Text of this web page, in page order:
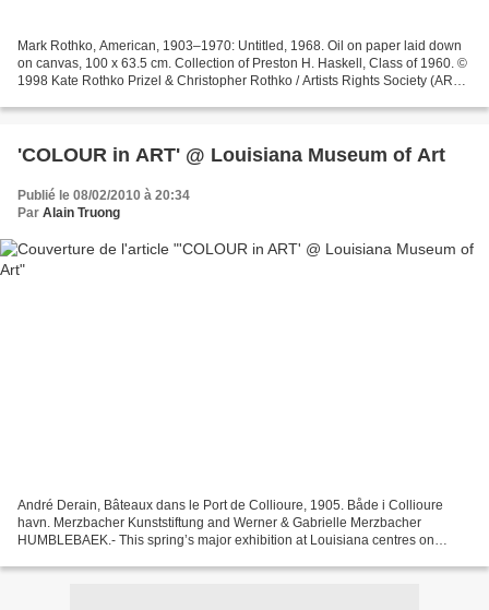
Mark Rothko, American, 1903–1970: Untitled, 1968. Oil on paper laid down
on canvas, 100 x 63.5 cm. Collection of Preston H. Haskell, Class of 1960. ©
1998 Kate Rothko Prizel & Christopher Rothko / Artists Rights Society (ARS),
'COLOUR in ART' @ Louisiana Museum of Art
Publié le 08/02/2010 à 20:34
Par Alain Truong
André Derain, Bâteaux dans le Port de Collioure, 1905. Både i Collioure
havn. Merzbacher Kunststiftung and Werner & Gabrielle Merzbacher
HUMBLEBAEK.- This spring’s major exhibition at Louisiana centres on